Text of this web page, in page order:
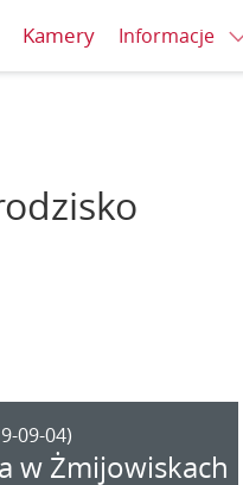
Kamery Informacje
09-04)
w Żmijowiskach